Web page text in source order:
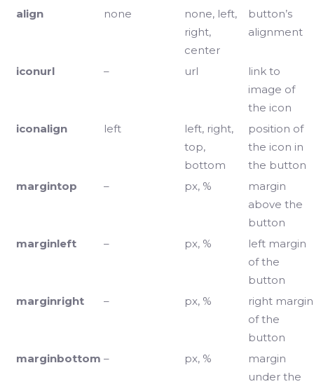
align
none
none, left,
right,
center
button’s
alignment
iconurl – url
link to
image of
the icon
iconalign
left
left, right,
top,
bottom
position of
the icon in
the button
margintop
– px, %
margin
above the
button
marginleft
– px, %
left margin
of the
button
marginright
– px, %
right margin
of the
button
marginbottom – px, %
margin
under the